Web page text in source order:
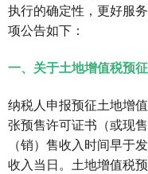
执行的确定性，更好服
项公告如下：
一、关于土地增值税预
纳税人申报预征土地增
张预售许可证书（或现
（销）售收入时间早于
收入当日。土地增值税